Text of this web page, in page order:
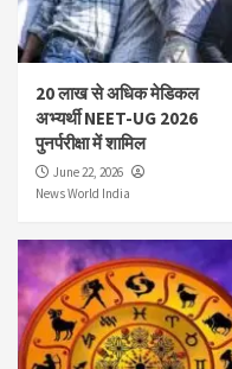
20 लाख से अधिक मेडिकल
अभ्यर्थी NEET-UG 2026
पुनर्परीक्षा में शामिल
June 22, 2026
News World India